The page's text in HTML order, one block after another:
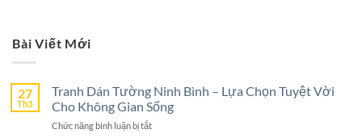
Bài Viết Mới
27
Th3
Tranh Dán Tường Ninh Bình – Lựa Chọn Tuyệt Vời
Cho Không Gian Sống
Chức năng bình luận bị tắtở